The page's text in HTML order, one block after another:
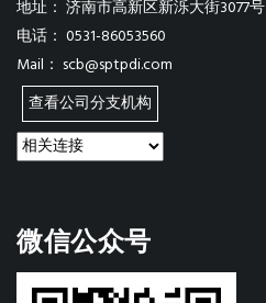
地址： 济南市高新区新泺大街3077号
电话： 0531-86053560
Mail： scb@sptpdi.com
查看公司分支机构
微信公众号